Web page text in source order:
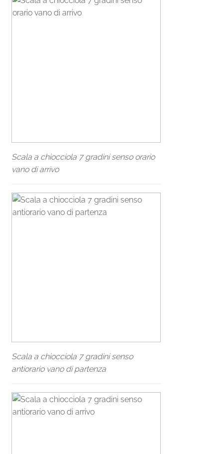
Scala a chiocciola 7 gradini senso orario
vano di arrivo
Scala a chiocciola 7 gradini senso
antiorario vano di partenza